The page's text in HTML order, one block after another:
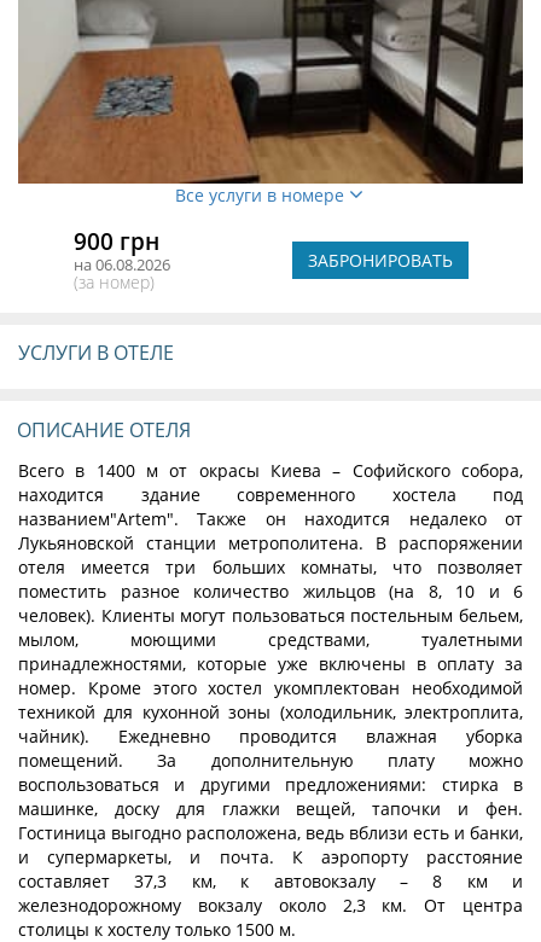
Все услуги в номере
900 грн
на 06.08.2026
(за номер)
ЗАБРОНИРОВАТЬ
УСЛУГИ В ОТЕЛЕ
ОПИСАНИЕ ОТЕЛЯ
Всего в 1400 м от окрасы Киева – Софийского собора,
находится здание современного хостела под
названием"Artem". Также он находится недалеко от
Лукьяновской станции метрополитена. В распоряжении
отеля имеется три больших комнаты, что позволяет
поместить разное количество жильцов (на 8, 10 и 6
человек). Клиенты могут пользоваться постельным бельем,
мылом, моющими средствами, туалетными
принадлежностями, которые уже включены в оплату за
номер. Кроме этого хостел укомплектован необходимой
техникой для кухонной зоны (холодильник, электроплита,
чайник). Ежедневно проводится влажная уборка
помещений. За дополнительную плату можно
воспользоваться и другими предложениями: стирка в
машинке, доску для глажки вещей, тапочки и фен.
Гостиница выгодно расположена, ведь вблизи есть и банки,
и супермаркеты, и почта. К аэропорту расстояние
составляет 37,3 км, к автовокзалу – 8 км и
железнодорожному вокзалу около 2,3 км. От центра
столицы к хостелу только 1500 м.